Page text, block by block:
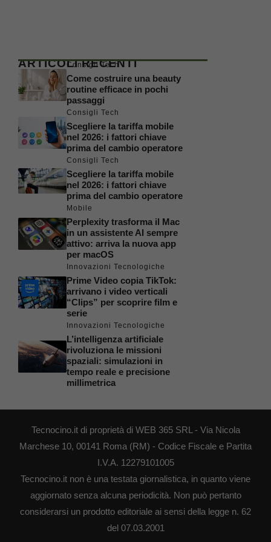
ARTICOLI RECENTI
Consigli Tech
Come costruire una beauty
routine efficace in pochi
passaggi
Consigli Tech
Scegliere la tariffa mobile
nel 2026: i fattori chiave
prima del cambio operatore
Consigli Tech
Scegliere la tariffa mobile
nel 2026: i fattori chiave
prima del cambio operatore
Mobile
Perplexity trasforma il Mac
in un assistente AI sempre
attivo: arriva la nuova app
per macOS
Innovazioni Tecnologiche
Prime Video copia TikTok:
arrivano i video verticali
“Clips” per scoprire film e
serie
Innovazioni Tecnologiche
L’intelligenza artificiale
rivoluziona le missioni
spaziali: simulazioni in
tempo reale e precisione
millimetrica
Tecnocino.it di proprietà di WEB 365 SRL - Via Nicola
Marchese 10, 00141 Roma (RM) - Codice Fiscale e Partita
I.V.A. 12279101005
Tecnocino.it non è una testata giornalistica, in quanto viene
aggiornato senza alcuna periodicità. Non può pertanto
considerarsi un prodotto editoriale ai sensi della legge n. 62
del 07.03.2001